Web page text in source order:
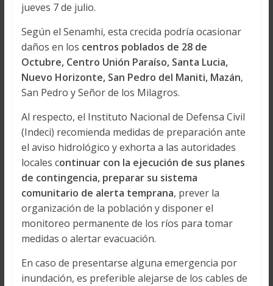
jueves 7 de julio.
Según el Senamhi, esta crecida podría ocasionar
daños en los centros poblados de 28 de
Octubre, Centro Unión Paraíso, Santa Lucia,
Nuevo Horizonte, San Pedro del Maniti, Mazán,
San Pedro y Señor de los Milagros.
Al respecto, el Instituto Nacional de Defensa Civil
(Indeci) recomienda medidas de preparación ante
el aviso hidrológico y exhorta a las autoridades
locales continuar con la ejecución de sus planes
de contingencia, preparar su sistema
comunitario de alerta temprana, prever la
organización de la población y disponer el
monitoreo permanente de los ríos para tomar
medidas o alertar evacuación.
En caso de presentarse alguna emergencia por
inundación, es preferible alejarse de los cables de